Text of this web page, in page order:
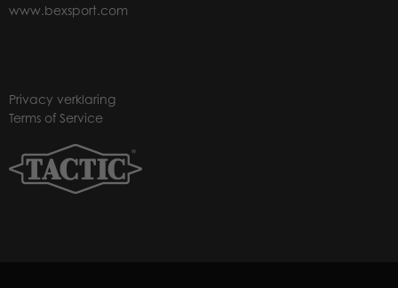
www.bexsport.com
Privacy verklaring
Terms of Service